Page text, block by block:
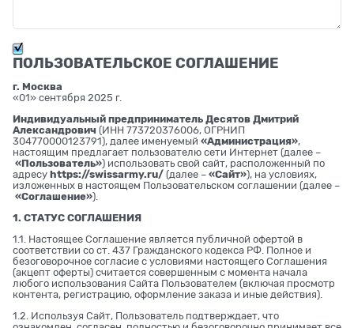
ПОЛЬЗОВАТЕЛЬСКОЕ СОГЛАШЕНИЕ
г. Москва
«01» сентября 2025 г.
Индивидуальный предприниматель Десятов Дмитрий
Александрович (ИНН 773720376006, ОГРНИП
304770000123791), далее именуемый «Администрация»,
настоящим предлагает пользователю сети Интернет (далее –
«Пользователь») использовать свой сайт, расположенный по
адресу https://swissarmy.ru/ (далее – «Сайт»), на условиях,
изложенных в настоящем Пользовательском соглашении (далее –
«Соглашение»).
1. СТАТУС СОГЛАШЕНИЯ
1.1. Настоящее Соглашение является публичной офертой в
соответствии со ст. 437 Гражданского кодекса РФ. Полное и
безоговорочное согласие с условиями настоящего Соглашения
(акцепт оферты) считается совершенным с момента начала
любого использования Сайта Пользователем (включая просмотр
контента, регистрацию, оформление заказа и иные действия).
1.2. Используя Сайт, Пользователь подтверждает, что